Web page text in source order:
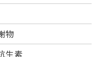
物
生素